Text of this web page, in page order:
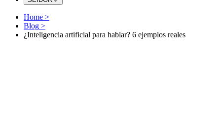
Home >
Blog >
¿Inteligencia artificial para hablar? 6 ejemplos reales